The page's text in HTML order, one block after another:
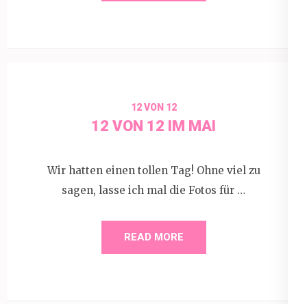
12 VON 12
12 VON 12 IM MAI
Wir hatten einen tollen Tag! Ohne viel zu
sagen, lasse ich mal die Fotos für …
READ MORE